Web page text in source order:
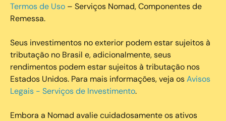
Termos de Uso – Serviços Nomad, Componentes de
Remessa.
Seus investimentos no exterior podem estar sujeitos à
tributação no Brasil e, adicionalmente, seus
rendimentos podem estar sujeitos à tributação nos
Estados Unidos. Para mais informações, veja osAvisos
Legais - Serviços de Investimento.
Embora a Nomad avalie cuidadosamente os ativos